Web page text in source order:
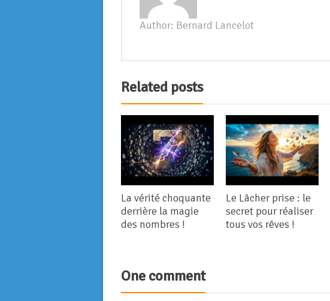
Author: Bernard Lancelot
Related posts
La vérité choquante
derrière la magie
des nombres !
Le Lâcher prise : le
secret pour réaliser
tous vos rêves !
One comment